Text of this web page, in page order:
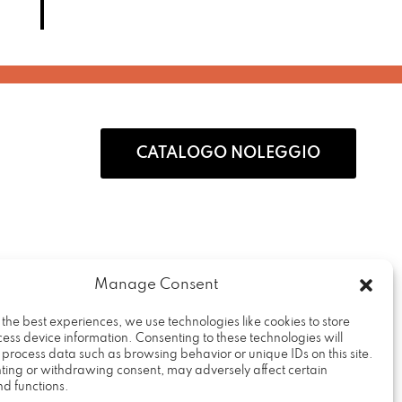
Manage Consent
the best experiences, we use technologies like cookies to store
device information. Consenting to these technologies will
data such as browsing behavior or unique IDs on this site.
or withdrawing consent, may adversely affect certain
functions.
CATALOGO NOLEGGIO
Rental Design Srl
Via Fratelli Cervi, 19